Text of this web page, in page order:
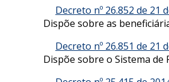
Decreto nº 26.852 de 21
Dispõe sobre as
Decreto nº 26.851 de 21
Dispõe sobre o Sistema de